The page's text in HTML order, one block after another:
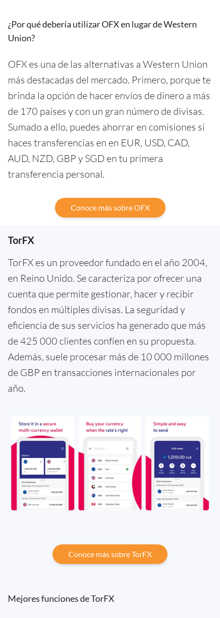
¿Por qué debería utilizar OFX en lugar de Western
Union?
OFX es una de las alternativas a Western Union
más destacadas del mercado. Primero, porque te
brinda la opción de hacer envíos de dinero a más
de 170 países y con un gran número de divisas.
Sumado a ello, puedes ahorrar en comisiones si
haces transferencias en en EUR, USD, CAD,
AUD, NZD, GBP y SGD en tu primera
transferencia personal.
Conoce más sobre OFX
TorFX
TorFX es un proveedor fundado en el año 2004,
en Reino Unido. Se caracteriza por ofrecer una
cuenta que permite gestionar, hacer y recibir
fondos en múltiples divisas. La seguridad y
eficiencia de sus servicios ha generado que más
de 425 000 clientes confíen en su propuesta.
Además, suele procesar más de 10 000 millones
de GBP en transacciones internacionales por
año.
Conoce más sobre TorFX
Mejores funciones de TorFX